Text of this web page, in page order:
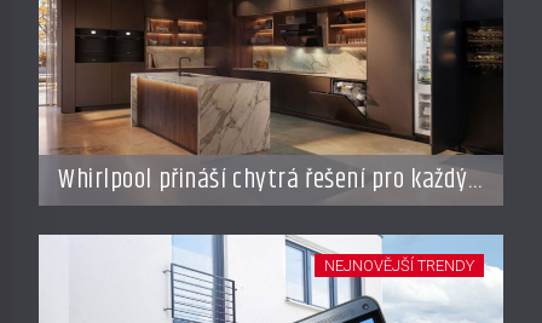
Whirlpool přináší chytrá řešení pro každý
styl vaření
NEJNOVĚJŠÍ TRENDY